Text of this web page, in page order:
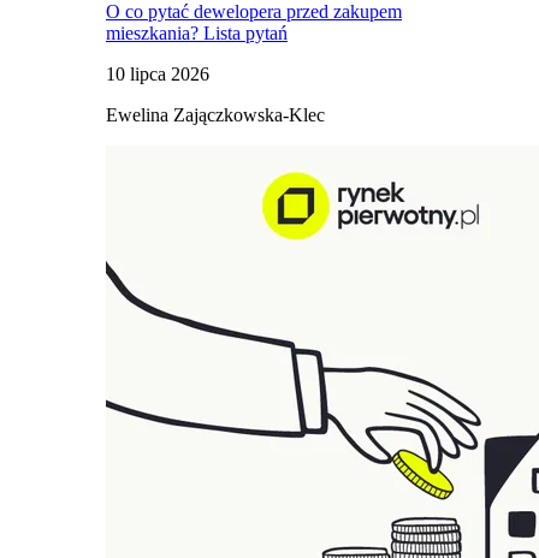
O co pytać dewelopera przed zakupem
mieszkania? Lista pytań
10 lipca 2026
Ewelina Zajączkowska-Klec